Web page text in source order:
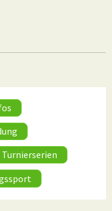
Turnierserien